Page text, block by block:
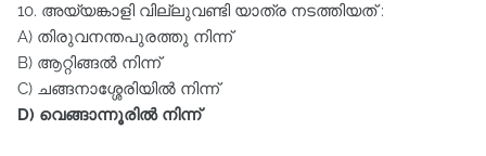
10. അയ്യങ്കാളി വില്ലുവണ്ടി യാത്ര നടത്തിയത്‌ :
A) തിരുവനന്തപുരത്തു നിന്ന്‌
B) ആറ്റിങ്ങൽ നിന്ന്‌
C) ചങ്ങനാശ്ശേരിയിൽ നിന്ന്‌
D) വെങ്ങാന്നൂരിൽ നിന്ന്‌